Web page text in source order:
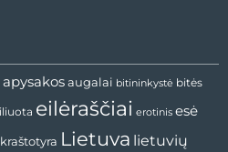
apysakos augalai bitininkystė bitės
eilėraščiai erotinis esė
kraštotyra Lietuva lietuvių